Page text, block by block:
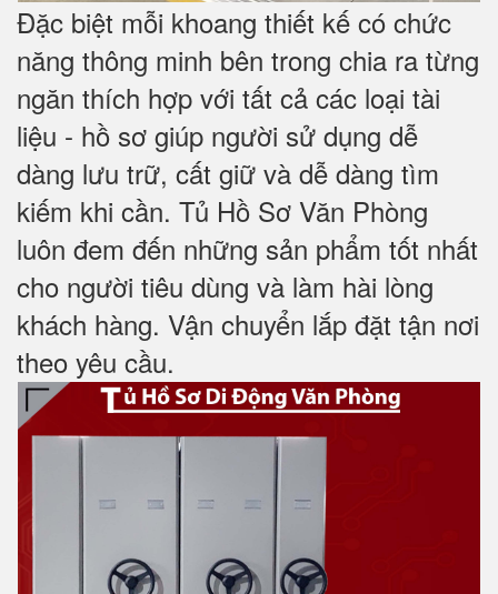
Đặc biệt mỗi khoang thiết kế có chức
năng thông minh bên trong chia ra từng
ngăn thích hợp với tất cả các loại tài
liệu - hồ sơ giúp người sử dụng dễ
dàng lưu trữ, cất giữ và dễ dàng tìm
kiếm khi cần. Tủ Hồ Sơ Văn Phòng
luôn đem đến những sản phẩm tốt nhất
cho người tiêu dùng và làm hài lòng
khách hàng. Vận chuyển lắp đặt tận nơi
theo yêu cầu.